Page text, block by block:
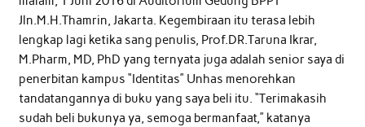
Jln.M.H.Thamrin, Jakarta. Kegembiraan itu terasa lebih
lengkap lagi ketika sang penulis, Prof.DR.Taruna Ikrar,
M.Pharm, MD, PhD yang ternyata juga adalah senior saya di
penerbitan kampus “Identitas” Unhas menorehkan
tandatangannya di buku yang saya beli itu. “Terimakasih
sudah beli bukunya ya, semoga bermanfaat,” katanya